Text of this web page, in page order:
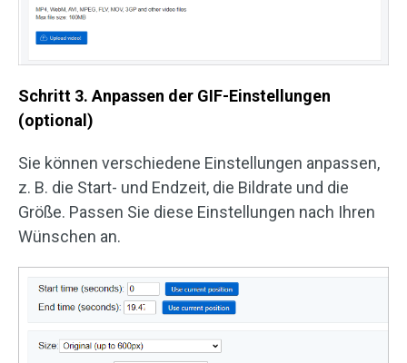
Schritt 3. Anpassen der GIF-Einstellungen
(optional)
Sie können verschiedene Einstellungen anpassen,
z. B. die Start- und Endzeit, die Bildrate und die
Größe. Passen Sie diese Einstellungen nach Ihren
Wünschen an.